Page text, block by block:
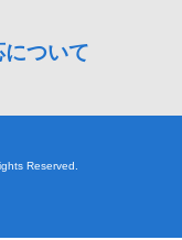
ついて
Reserved.